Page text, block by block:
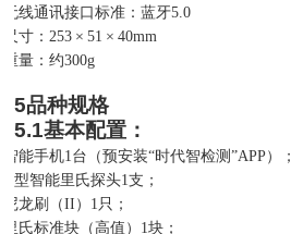
无线通讯接口标准：蓝牙5.0
尺寸： 253 × 51 × 40mm
重量：约300g
5品种规格
5.1基本配置：
智能手机1台（预安装“时代智检测”APP）；
G型智能里氏探头1支；
尼龙刷（II）1只；
里氏标准块（高值） 1块；